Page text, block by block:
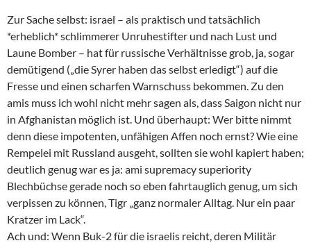
Zur Sache selbst: israel – als praktisch und tatsächlich
*erheblich* schlimmerer Unruhestifter und nach Lust und
Laune Bomber – hat für russische Verhältnisse grob, ja, sogar
demütigend („die Syrer haben das selbst erledigt“) auf die
Fresse und einen scharfen Warnschuss bekommen. Zu den
amis muss ich wohl nicht mehr sagen als, dass Saigon nicht nur
in Afghanistan möglich ist. Und überhaupt: Wer bitte nimmt
denn diese impotenten, unfähigen Affen noch ernst? Wie eine
Rempelei mit Russland ausgeht, sollten sie wohl kapiert haben;
deutlich genug war es ja: ami supremacy superiority
Blechbüchse gerade noch so eben fahrtauglich genug, um sich
verpissen zu können, Tigr „ganz normaler Alltag. Nur ein paar
Kratzer im Lack“.
Ach und: Wenn Buk-2 für die israelis reicht, deren Militär